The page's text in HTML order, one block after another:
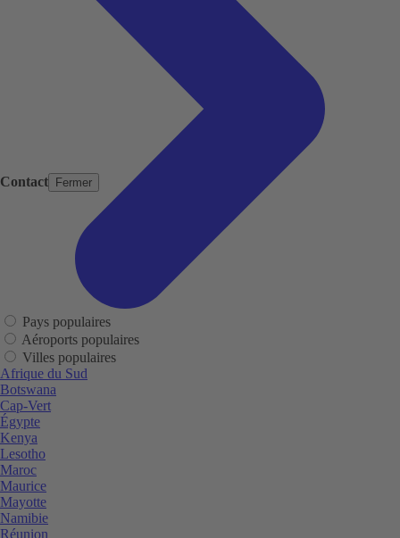
Contact Fermer
Pays populaires
Aéroports populaires
Villes populaires
Afrique du Sud
Botswana
Cap-Vert
Égypte
Kenya
Lesotho
Maroc
Maurice
Mayotte
Namibie
Réunion